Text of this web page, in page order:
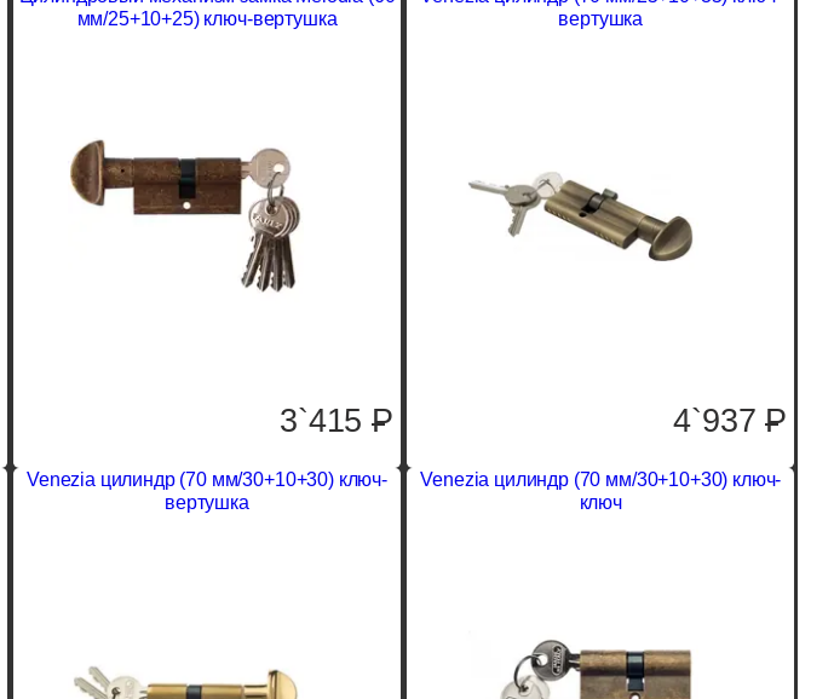
мм/25+10+25) ключ-вертушка
3`415P
вертушка
4`937P
Venezia цилиндр (70 мм/30+10+30) ключ-
вертушка
Venezia цилиндр (70 мм/30+10+30) ключ-
ключ